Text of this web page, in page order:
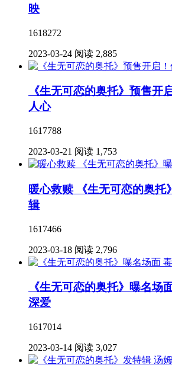
映
1618272
2023-03-24 阅读 2,885
《生无可恋的奥托》预售开
人心
1617788
2023-03-21 阅读 1,753
暖心救赎 《生无可恋的奥托
辑
1617466
2023-03-18 阅读 2,796
《生无可恋的奥托》曝名场
深爱
1617014
2023-03-14 阅读 3,027